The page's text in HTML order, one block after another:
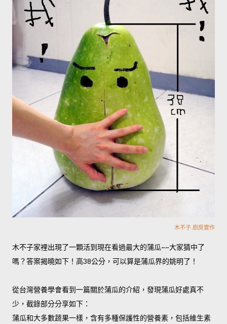
木不子.廚房實作
木不子家裡出現了一顆活到現在看過最大的蒲瓜~~大家猜中了
嗎？答案揭曉如下！高38公分，可以算是蒲瓜界的姚明了！
從台灣營養學會看到一篇關於蒲瓜的介紹，發現蒲瓜好處真不
少，截錄部分分享如下：
蒲瓜和大多數蔬果一樣，含有多種保護性的營養素，包括維生素